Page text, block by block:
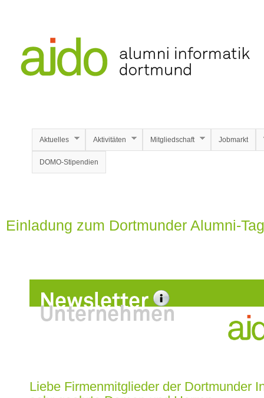
Aktuelles Aktivitäten Mitgliedschaft Jobmarkt
DOMO-Stipendien
Einladung zum Dortmunder Alumni-
Liebe Firmenmitglieder der Dortmunder